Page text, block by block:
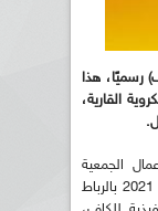
رسميًا، هذا
القارية،
الجمعية
العامة الانتخابية التي ستنعقد يوم 12 مارس 2021 بالرباط